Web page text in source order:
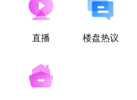
直播 楼盘热议